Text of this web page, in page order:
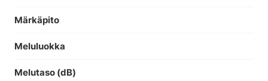
Märkäpito
Meluluokka
Melutaso (dB)